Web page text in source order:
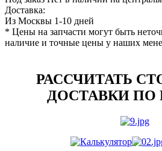
Доставка:
Из Москвы 1-10 дней
* Цены на запчасти могут быть
наличие и точные цены у наших
РАССЧИТАТЬ
ДОСТАВКИ ПО